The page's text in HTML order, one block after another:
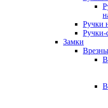
Ручки
Ручки-
Замки